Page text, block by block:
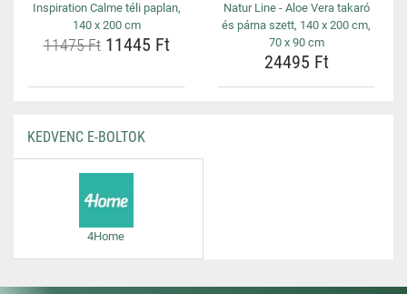
Inspiration Calme téli paplan,
140 x 200 cm
11475 Ft11445 Ft
Natur Line - Aloe Vera takaró
és párna szett, 140 x 200 cm,
70 x 90 cm
24495 Ft
KEDVENC E-BOLTOK
4Home